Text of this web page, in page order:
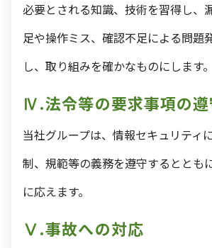
必要とされる知識、技術を習得し、
足や操作ミス、確認不足による問題
し、取り組みを確かなものにします。
Ⅳ.法令等の要求事項の遵
当社グループは、情報セキュリティ
制、規範等の義務を遵守するととも
に応えます。
Ⅴ.事故への対応